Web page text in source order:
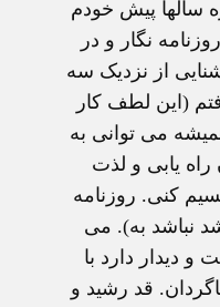
سالها پيش خودم
نگار و در
از نزديک سه
(اين لطف کار
می توانی به
راه يابی و لذت
کنی. روزنامه
نباشد به). می
ديدار دارد با
قد رشيد و